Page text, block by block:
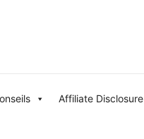
Affiliate Disclosure